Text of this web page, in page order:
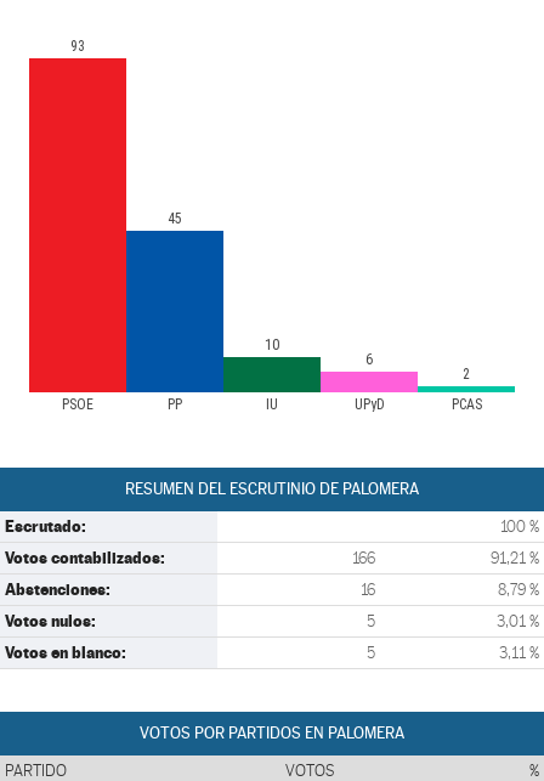
PSOE PP IU UPyD PCAS
93
45
10
6
2
RESUMEN DEL ESCRUTINIO DE PALOMERA
Escrutado: 100 %
Votos contabilizados: 166 91,21 %
Abstenciones: 16 8,79 %
Votos nulos: 5 3,01 %
Votos en blanco: 5 3,11 %
VOTOS POR PARTIDOS EN PALOMERA
PARTIDO VOTOS %